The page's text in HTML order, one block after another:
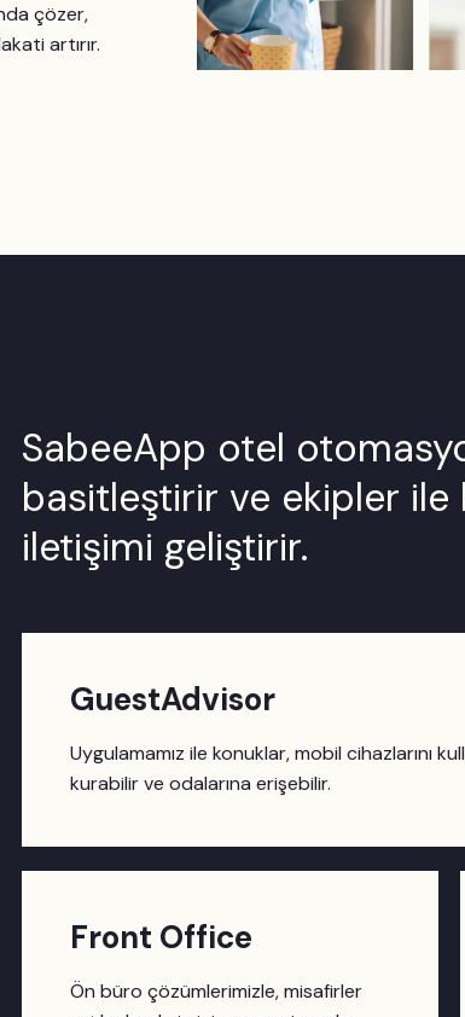
çözer,
artırır.
SabeeApp otel
basitleştirir ve ekipler ile
iletişimi geliştirir.
GuestAdvisor
Uygulamamız ile konuklar, mobil cihazlarını
kurabilir ve odalarına erişebilir.
Front Office
Ön büro çözümlerimizle, misafirler